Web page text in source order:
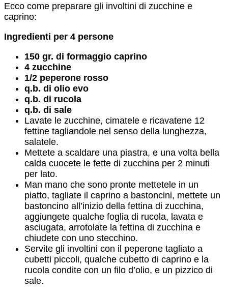
Ecco come preparare gli involtini di zucchine e
caprino:
Ingredienti per 4 persone
150 gr. di formaggio caprino
4 zucchine
1/2 peperone rosso
q.b. di olio evo
q.b. di rucola
q.b. di sale
Lavate le zucchine, cimatele e ricavatene 12
fettine tagliandole nel senso della lunghezza,
salatele.
Mettete a scaldare una piastra, e una volta bella
calda cuocete le fette di zucchina per 2 minuti
per lato.
Man mano che sono pronte mettetele in un
piatto, tagliate il caprino a bastoncini, mettete un
bastoncino all’inizio della fettina di zucchina,
aggiungete qualche foglia di rucola, lavata e
asciugata, arrotolate la fettina di zucchina e
chiudete con uno stecchino.
Servite gli involtini con il peperone tagliato a
cubetti piccoli, qualche cubetto di caprino e la
rucola condite con un filo d’olio, e un pizzico di
sale.